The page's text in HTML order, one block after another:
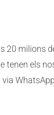
20 milions
tenen els